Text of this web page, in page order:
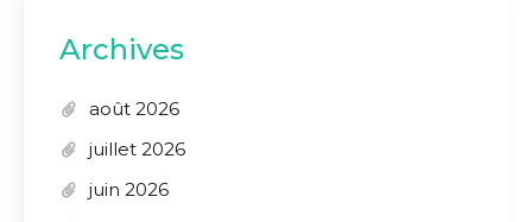
Archives
août 2026
juillet 2026
juin 2026